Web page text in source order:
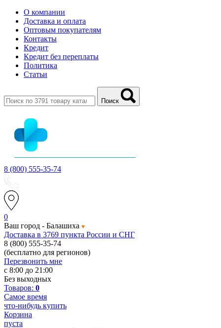
О компании
Доставка и оплата
Оптовым покупателям
Контакты
Кредит
Кредит без переплаты
Политика
Статьи
Поиск
8 (800) 555-35-74
0
Ваш город - Балашиха
Доставка в 3769 пункта России и СНГ
8 (800) 555-35-74
(бесплатно для регионов)
Перезвонить мне
с 8:00 до 21:00
Без выходных
Товаров: 0
Самое время
что-нибудь купить
Корзина
пуста